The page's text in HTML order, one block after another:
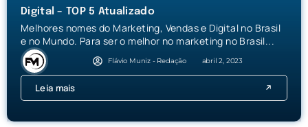
Digital – TOP 5 Atualizado
Melhores nomes do Marketing, Vendas e Digital no Brasil
e no Mundo. Para ser o melhor no marketing no Brasil...
Flávio Muniz - Redação abril 2, 2023
Leia mais